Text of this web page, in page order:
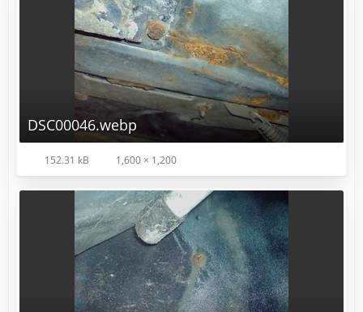
DSC00046.webp
152.31 kB 1,600 × 1,200